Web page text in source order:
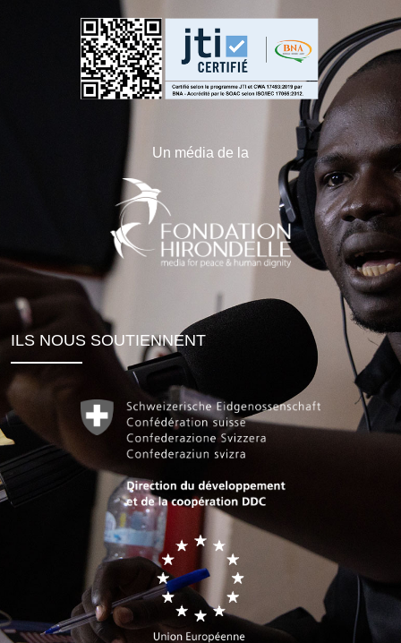
Un média de la
ILS NOUS SOUTIENNENT